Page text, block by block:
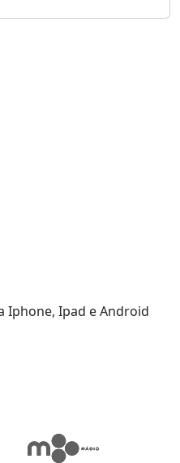
Iphone, Ipad e Android